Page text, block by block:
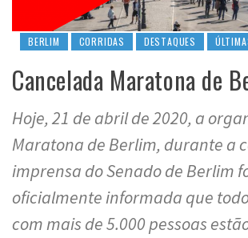
BERLIM CORRIDAS DESTAQUES
Cancelada Maratona de
Hoje, 21 de abril de 2020, a
Maratona de Berlim, durante a
imprensa do Senado de Berlim
oficialmente informada que
com mais de 5.000 pessoas